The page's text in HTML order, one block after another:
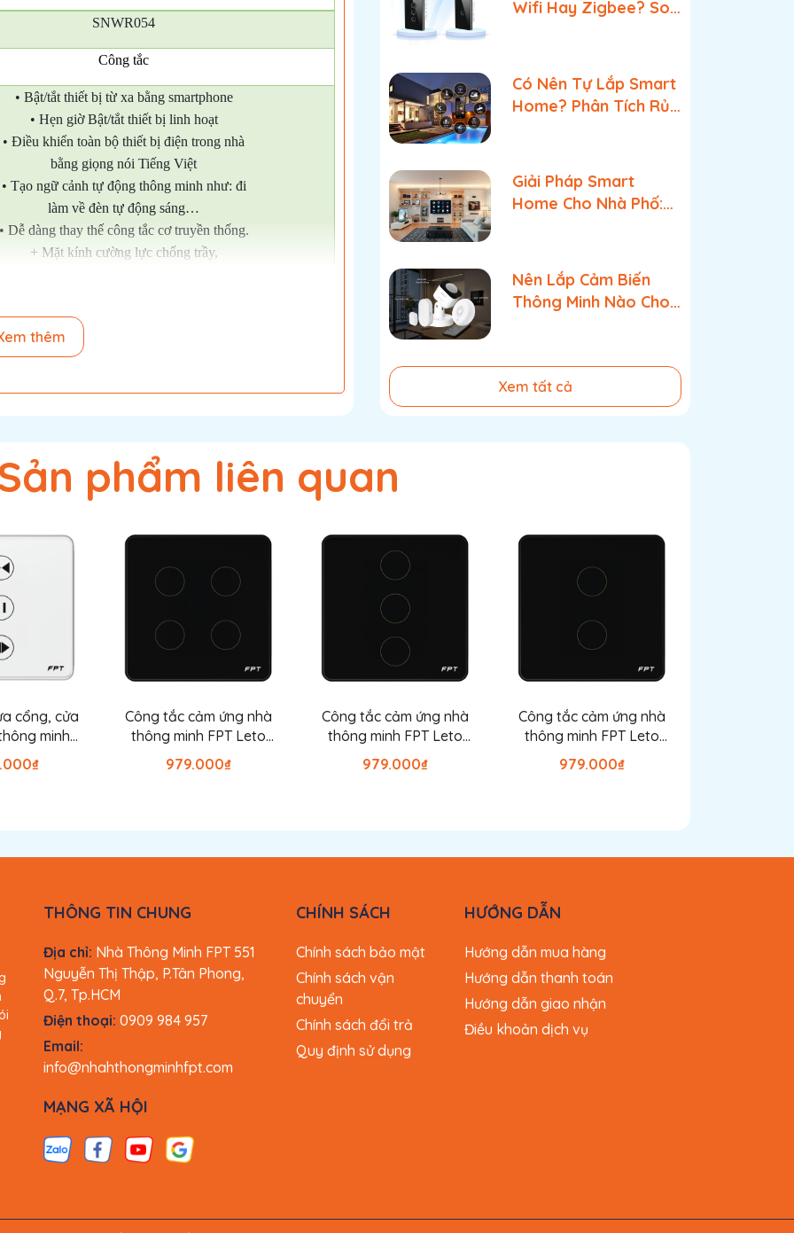
SNWR054
Công tắc
• Bật/tắt thiết bị từ xa bằng smartphone
• Hẹn giờ Bật/tắt thiết bị linh hoạt
• Điều khiển toàn bộ thiết bị điện trong nhà
bằng giọng nói Tiếng Việt
• Tạo ngữ cảnh tự động thông minh như: đi
làm về đèn tự động sáng…
• Dễ dàng thay thế công tắc cơ truyền thống.
+ Mặt kính cường lực chống trầy,
+ Mặt: 120mmx32mmx32mm
+ Thân vỏ: Nhựa ABS
100.000 lần
220V/50Hz
+ Wifi 2.4Gzh
IP44
1/ IEC 60669-1; ISO 9001:2015; ISO 14001:2015
Việt Nam
FPT - Giải pháp điều khiển
mọi không gian
chữ nhật trắng 4 nútlà thiết bị điện cao cấp thuộc hệ
điều khiển tiện nghi, hiện đại và an toàn cho mọi gia
Bluetooth Mesh tiên tiến, giúp người dùng dễ dàng kết
cách độc lập và ổn định – dù ở bất kỳ đâu.
thêm
Wifi Hay Zigbee? So
Có Nên Tự Lắp Smart
Home? Phân Tích Rủi
Giải Pháp Smart
Home Cho Nhà Phố:
Ưu
Nên Lắp Cảm Biến
Thông Minh Nào Cho
Xem tất cả
phẩm liên quan
cổng, cửa
minh
màu trắng
Công tắc cảm ứng nhà
thông minh FPT Leto
vuông đen 4 nút
979.000₫
Công tắc cảm ứng nhà
thông minh FPT Leto
vuông đen 3 nút
979.000₫
Công tắc cảm ứng nhà
thông minh FPT Leto
vuông đen 2 nút
979.000₫
THÔNG TIN CHUNG
Địa chỉ: Nhà Thông Minh FPT 551
Nguyễn Thị Thập, P.Tân Phong,
Q.7, Tp.HCM
Điện thoại: 0909 984 957
Email:
info@nhahthongminhfpt.com
MẠNG XÃ HỘI
CHÍNH SÁCH
Chính sách bảo mật
Chính sách vận
chuyển
Chính sách đổi trả
Quy định sử dụng
HƯỚNG DẪN
Hướng dẫn mua hàng
Hướng dẫn thanh toán
Hướng dẫn giao nhận
Điều khoản dịch vụ